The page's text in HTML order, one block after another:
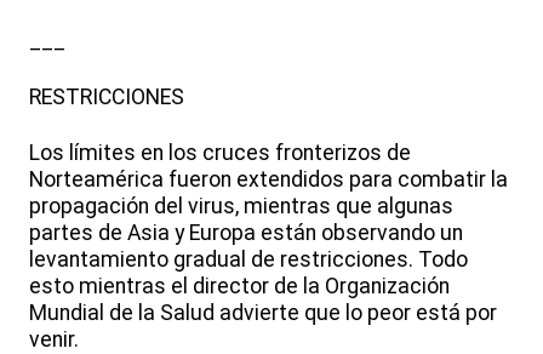
___
RESTRICCIONES
Los límites en los cruces fronterizos de
Norteamérica fueron extendidos para combatir la
propagación del virus, mientras que algunas
partes de Asia y Europa están observando un
levantamiento gradual de restricciones. Todo
esto mientras el director de la Organización
Mundial de la Salud advierte que lo peor está por
venir.